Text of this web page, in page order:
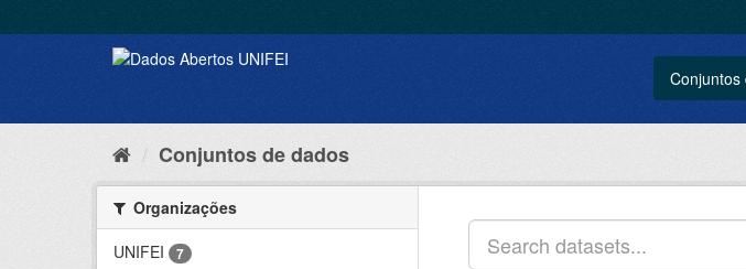
Conjuntos
Conjuntos de dados
Organizações
UNIFEI
7